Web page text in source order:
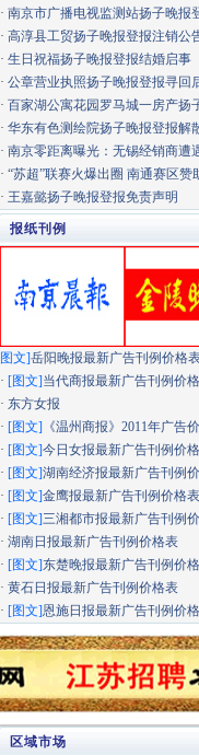
· 南京市广播电视监测站扬子晚报
· 高淳县工贸扬子晚报登报注销公
· 生日祝福扬子晚报登报结婚启事
· 公章营业执照扬子晚报登报寻回
· 百家湖公寓花园罗马城一房产扬
· 华东有色测绘院扬子晚报登报解
· 南京零距离曝光：无锡经销商遭
· “苏超”联赛火爆出圈 南通赛区赞
· 王嘉懿扬子晚报登报免责声明
报纸刊例
图文]岳阳晚报最新广告刊例价格
· [图文]当代商报最新广告刊例价
· 东方女报
· [图文] 《温州商报》2011年广告
· [图文]今日女报最新广告刊例价
· [图文]湖南经济报最新广告刊例
· [图文]金鹰报最新广告刊例价格表
· [图文]三湘都市报最新广告刊例
· 湖南日报最新广告刊例价格表
· [图文]东楚晚报最新广告刊例价
· 黄石日报最新广告刊例价格表
· [图文]恩施日报最新广告刊例价
区域市场